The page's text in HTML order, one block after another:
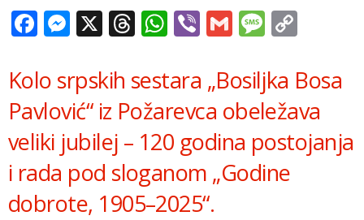
Facebook
Messenger
X Threads
WhatsApp
ViberGmail
Kolo srpskih sestara „Bosiljka Bosa
Pavlović“ iz Požarevca obeležava
veliki jubilej – 120 godina postojanja
i rada pod sloganom „Godine
dobrote, 1905–2025“.